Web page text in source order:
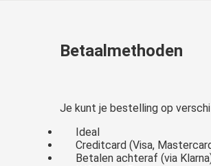
Betaalmethoden
Je kunt je bestelling op
Ideal
Creditcard (Visa,
Betalen achteraf (via